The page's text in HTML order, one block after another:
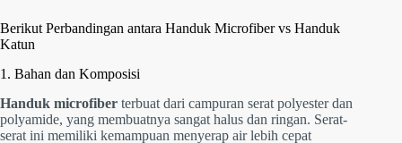
Berikut Perbandingan antara Handuk Microfiber vs Handuk
Katun
1. Bahan dan Komposisi
Handuk microfiber terbuat dari campuran serat polyester dan
polyamide, yang membuatnya sangat halus dan ringan. Serat-
serat ini memiliki kemampuan menyerap air lebih cepat